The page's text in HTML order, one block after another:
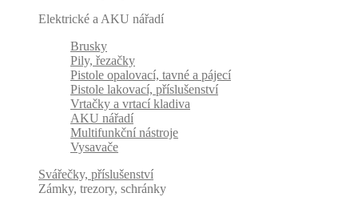
Elektrické a AKU nářadí
Brusky
Pily, řezačky
Pistole opalovací, tavné a pájecí
Pistole lakovací, příslušenství
Vrtačky a vrtací kladiva
AKU nářadí
Multifunkční nástroje
Vysavače
Svářečky, příslušenství
Zámky, trezory, schránky